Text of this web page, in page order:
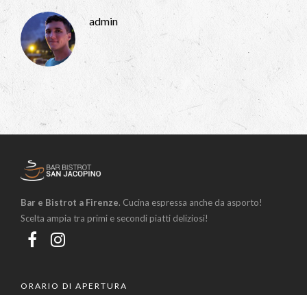
admin
Bar e Bistrot a Firenze. Cucina espressa anche da asporto!
Scelta ampia tra primi e secondi piatti deliziosi!
ORARIO DI APERTURA